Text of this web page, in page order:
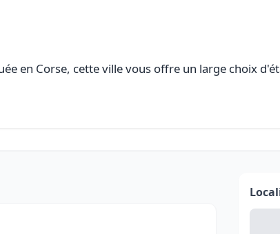
en Corse, cette ville vous offre un large choix